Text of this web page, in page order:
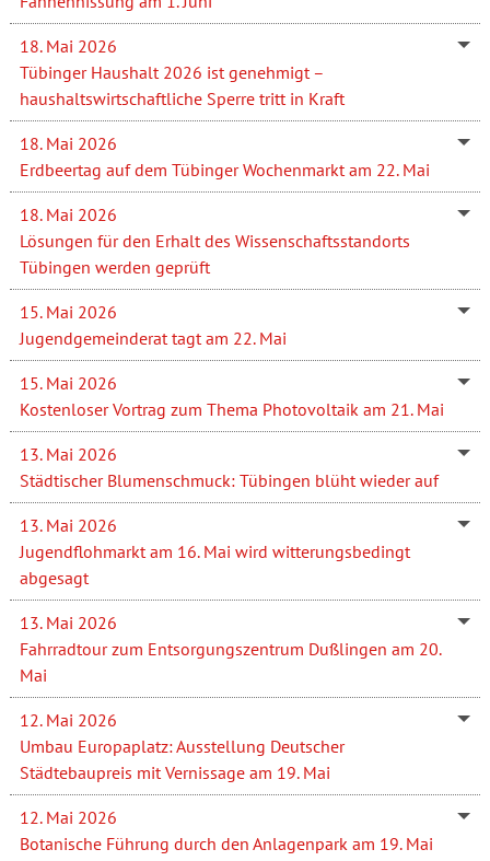
18. Mai 2026
Tübinger Haushalt 2026 ist genehmigt –
haushaltswirtschaftliche Sperre tritt in Kraft
18. Mai 2026
Erdbeertag auf dem Tübinger Wochenmarkt am 22. Mai
18. Mai 2026
Lösungen für den Erhalt des Wissenschaftsstandorts
Tübingen werden geprüft
15. Mai 2026
Jugendgemeinderat tagt am 22. Mai
15. Mai 2026
Kostenloser Vortrag zum Thema Photovoltaik am 21. Mai
13. Mai 2026
Städtischer Blumenschmuck: Tübingen blüht wieder auf
13. Mai 2026
Jugendflohmarkt am 16. Mai wird witterungsbedingt
abgesagt
13. Mai 2026
Fahrradtour zum Entsorgungszentrum Dußlingen am 20.
Mai
12. Mai 2026
Umbau Europaplatz: Ausstellung Deutscher
Städtebaupreis mit Vernissage am 19. Mai
12. Mai 2026
Botanische Führung durch den Anlagenpark am 19. Mai